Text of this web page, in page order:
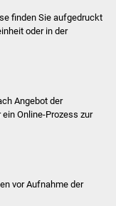
finden Sie aufgedruckt
oder in der
Angebot der
Online-Prozess zur
vor Aufnahme der